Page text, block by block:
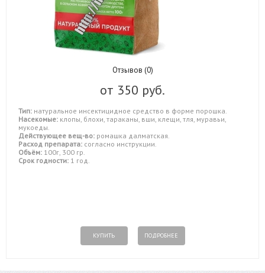
Отзывов (0)
от 350 руб.
Тип: натуральное инсектицидное средство в форме порошка.
Насекомые: клопы, блохи, тараканы, вши, клещи, тля, муравьи,
мукоеды.
Действующее вещ-во: ромашка далматская.
Расход препарата: согласно инструкции.
Объём: 100г, 300 гр.
Срок годности: 1 год.
КУПИТЬ ПОДРОБНЕЕ